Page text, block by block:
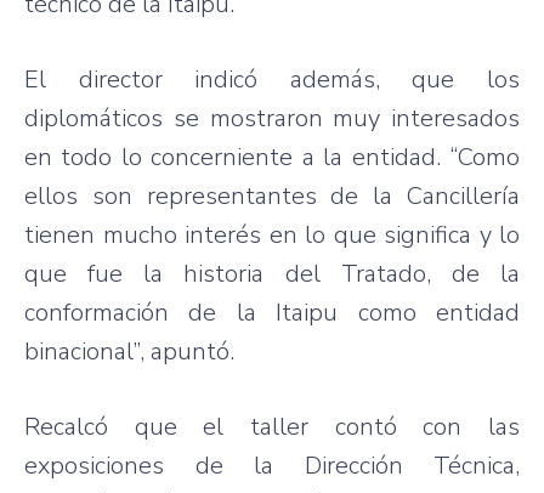
El director indicó además, que los
diplomáticos se mostraron muy interesados
en todo lo concerniente a la entidad. “Como
ellos son representantes de la Cancillería
tienen mucho interés en lo que significa y lo
que fue la historia del Tratado, de la
conformación de la Itaipu como entidad
binacional”, apuntó.
Recalcó que el taller contó con las
exposiciones de la Dirección Técnica,